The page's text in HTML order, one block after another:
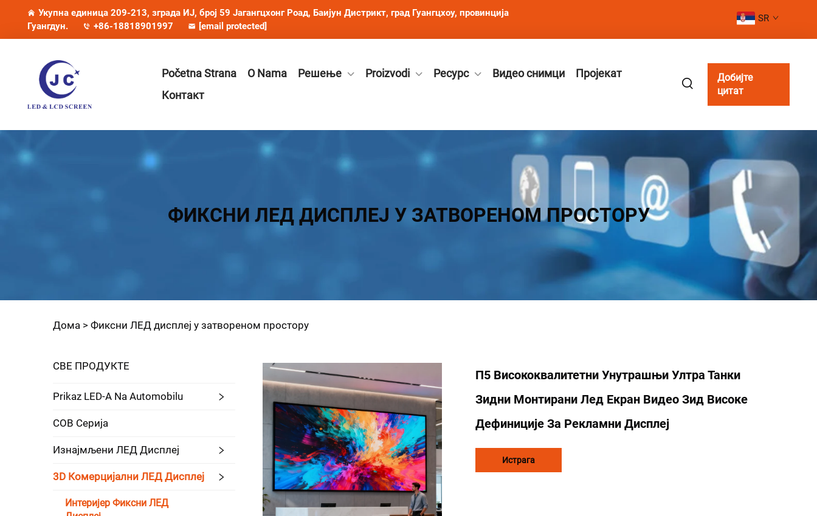
Укупна единица 209-213, зграда ИЈ, број 59 Јагангцхонг Роад, Баијун Дистрикт, град Гуангцхоу, провинција
Гуангдун.
+86-18818901997 [email protected]
SR
Početna Strana O Nama Решење Proizvodi Ресурс Видео снимци
Пројекат
Контакт
Добијте
цитат
ФИКСНИ ЛЕД ДИСПЛЕЈ У ЗАТВОРЕНОМ ПРОСТОРУ
Дома > Фиксни ЛЕД дисплеј у затвореном простору
СВЕ ПРОДУКТЕ
Prikaz LED-A Na Automobilu
COB Серија
Изнајмљени ЛЕД Дисплеј
3D Комерцијални ЛЕД Дисплеј
Интеријер Фиксни ЛЕД
П5 Висококвалитетни Унутрашњи Ултра Танки
Зидни Монтирани Лед Екран Видео Зид Високе
Дефиниције За Рекламни Дисплеј
Истрага